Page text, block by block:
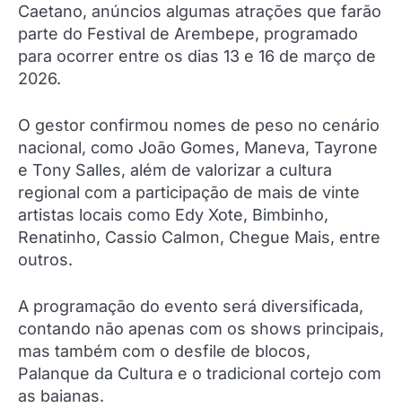
Caetano, anúncios algumas atrações que farão
parte do Festival de Arembepe, programado
para ocorrer entre os dias 13 e 16 de março de
2026.
O gestor confirmou nomes de peso no cenário
nacional, como João Gomes, Maneva, Tayrone
e Tony Salles, além de valorizar a cultura
regional com a participação de mais de vinte
artistas locais como Edy Xote, Bimbinho,
Renatinho, Cassio Calmon, Chegue Mais, entre
outros.
A programação do evento será diversificada,
contando não apenas com os shows principais,
mas também com o desfile de blocos,
Palanque da Cultura e o tradicional cortejo com
as baianas.